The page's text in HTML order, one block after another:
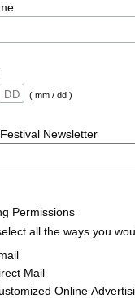
( mm / dd )
Newsletter
Permissions
all the ways you
Mail
Online